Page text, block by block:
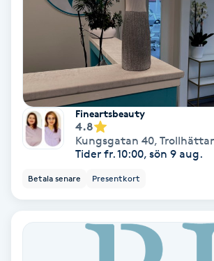
Fransar
Fransborttagning
Fransfärgning
Fransförlängning Megavolym
Fineartsbeauty
4.8
Kungsgatan 40,
Tider fr. 10:00, sön 9 aug.
Betala senare Presentkort